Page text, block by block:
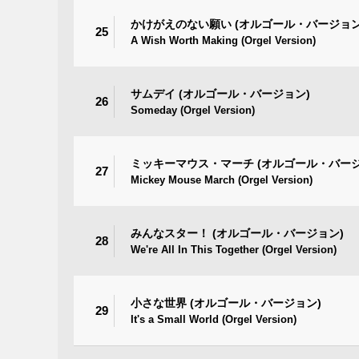
25
かけがえのない願い (オルゴール・バージョ
A Wish Worth Making (Orgel Version)
26
サムデイ (オルゴール・バージョン)
Someday (Orgel Version)
27
ミッキーマウス・マーチ (オルゴール・バー
Mickey Mouse March (Orgel Version)
28
みんなスター！ (オルゴール・バージョン)
We're All In This Together (Orgel Version)
29
小さな世界 (オルゴール・バージョン)
It's a Small World (Orgel Version)